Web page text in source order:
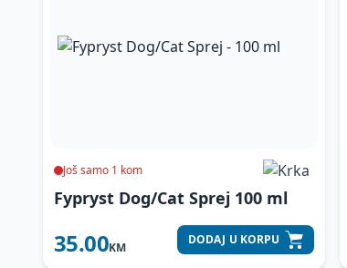
Još samo 1 kom
Fypryst Dog/Cat Sprej 100 ml
35.00KM
DODAJ U KORPU